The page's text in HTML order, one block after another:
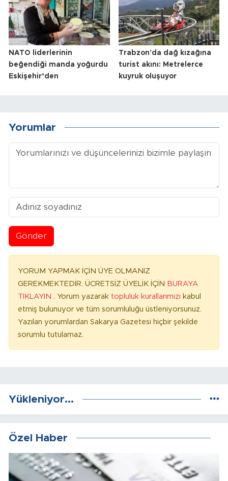
NATO liderlerinin
beğendiği manda yoğurdu
Eskişehir’den
Trabzon'da dağ kızağına
turist akını: Metrelerce
kuyruk oluşuyor
Yorumlar
Gönder
YORUM YAPMAK İÇİN ÜYE OLMANIZ
GEREKMEKTEDİR. ÜCRETSİZ ÜYELİK İÇİN BURAYA
TIKLAYIN . Yorum yazarak topluluk kurallarımızı kabul
etmiş bulunuyor ve tüm sorumluluğu üstleniyorsunuz.
Yazılan yorumlardan Sakarya Gazetesi hiçbir şekilde
sorumlu tutulamaz.
Yükleniyor...
Özel Haber